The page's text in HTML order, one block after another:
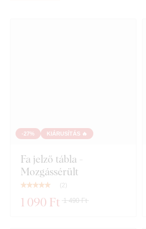
-27% KIÁRUSÍTÁS 🔥
Fa jelző tábla -
Mozgássérült
(2)
1 090 Ft 1 490 Ft